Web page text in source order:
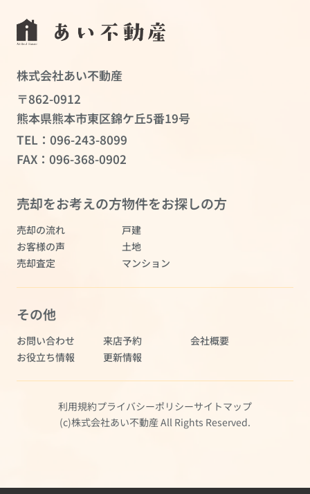
株式会社あい不動産
〒862-0912
熊本県熊本市東区錦ケ丘5番19号
TEL： 096-243-8099
FAX：096-368-0902
売却をお考えの方
売却の流れ
お客様の声
売却査定
物件をお探しの方
戸建
土地
マンション
その他
お問い合わせ 来店予約
会社概要
お役立ち情報
更新情報
利用規約プライバシーポリシーサイトマップ
(c)株式会社あい不動産 All Rights Reserved.